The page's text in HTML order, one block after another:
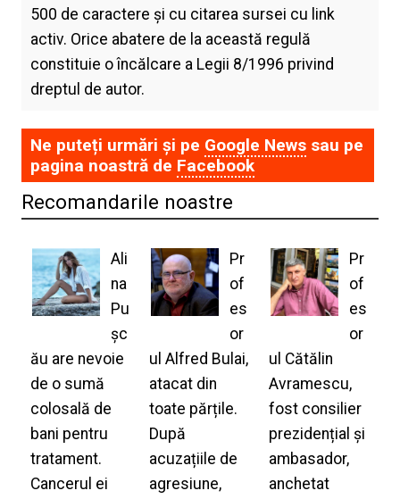
500 de caractere și cu citarea sursei cu link
activ. Orice abatere de la această regulă
constituie o încălcare a Legii 8/1996 privind
dreptul de autor.
Ne puteți urmări și pe Google Newssau pe
pagina noastră de Facebook
Recomandarile noastre
Ali
na
Pu
șc
ău are nevoie
de o sumă
colosală de
bani pentru
tratament.
Cancerul ei
Pr
of
es
or
ul Alfred Bulai,
atacat din
toate părțile.
După
acuzațiile de
agresiune,
Pr
of
es
or
ul Cătălin
Avramescu,
fost consilier
prezidențial și
ambasador,
anchetat